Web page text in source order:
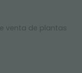
venta de plantas